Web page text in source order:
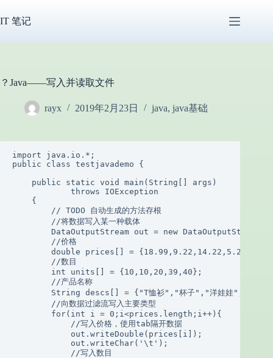
过
容
IT 笔记
？Java——写入并读取文件
rayx 2019年2月23日 java, java基础
import java.io.*;
public class testjavademo {
    public static void main(String[] args)
            throws IOException
    {
        // TODO 自动生成的方法存根
        //将数据写入某一种载体
DataOutputStream out = new
        //价格
double prices[] =
        //数目
        int units[] = {10,10,20,39,40};
        //产品名称
String descs[] = {"T恤衫","杯子","洋娃娃","大头
        //向数据过滤流写入主要类型
        for(int i = 0;i<prices.length;i++){
            //写入价格，使用tab隔开数据
            out.writeDouble(prices[i]);
            out.writeChar('\t');
            //写入数目